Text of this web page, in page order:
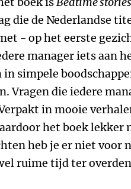
die de Nederlandse
- op het eerste
manager iets aan
simpele
Vragen die iedere
in mooie
het boek lekker
heb je er niet voor
ruime tijd ter